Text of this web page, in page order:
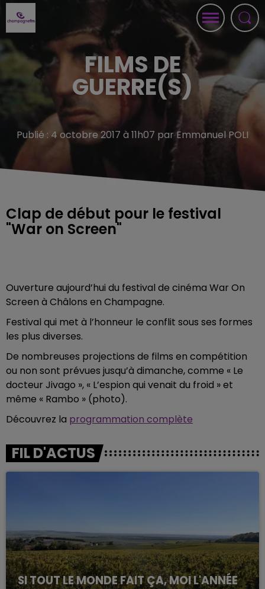
FILMS DE
GUERRE(S)
Publié : 4 octobre 2017 à 11h07 par Emmanuel POLI
Clap de début pour le festival
"War on Screen"
Ouverture aujourd’hui du festival de cinéma War On
Screen à Châlons en Champagne.
Festival qui met à l’honneur le conflit sous ses formes
les plus diverses.
De nombreuses projections de films en compétition
ou non sont prévues jusqu’à dimanche, comme « Le
docteur Jivago », « L’espion qui venait du froid » et
même « Rambo » (photo).
Découvrez la programmation complète
FIL D'ACTUS
SI TOUT LE MONDE FAIT ÇA, MOI L'ANNÉE